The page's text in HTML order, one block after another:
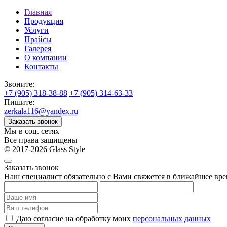
Главная
Продукция
Услуги
Прайсы
Галерея
О компании
Контакты
Звоните:
+7 (905) 318-38-88 +7 (905) 314-63-33
Пишите:
zerkala116@yandex.ru
Заказать звонок
Мы в соц. сетях
Все права защищены
© 2017-2026 Glass Style
Заказать звонок
Наш специалист обязательно с Вами свяжется в ближайшее
Даю согласие на обработку моих персональных данных